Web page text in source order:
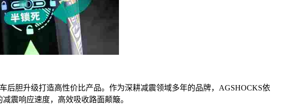
胆升级打造高性价比产品。作为深耕减震领域多年的品牌，AGSHOCKS依
震响应速度，高效吸收路面颠簸。